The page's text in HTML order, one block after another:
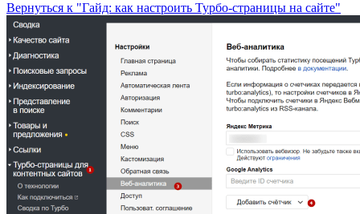
Вернуться к "Гайд: как настроить Турбо-страницы на сайте"